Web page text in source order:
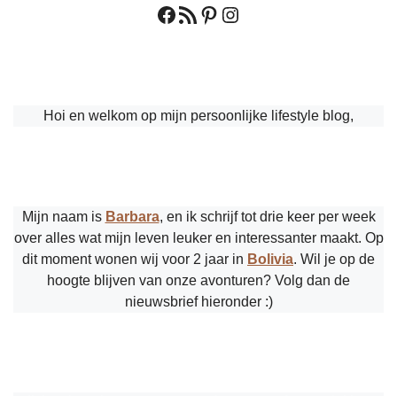
Facebook
RSS feedPinterest
Instagram
Hoi en welkom op mijn persoonlijke lifestyle blog,
Mijn naam is Barbara, en ik schrijf tot drie keer per week
over alles wat mijn leven leuker en interessanter maakt. Op
dit moment wonen wij voor 2 jaar in Bolivia. Wil je op de
hoogte blijven van onze avonturen? Volg dan de
nieuwsbrief hieronder :)